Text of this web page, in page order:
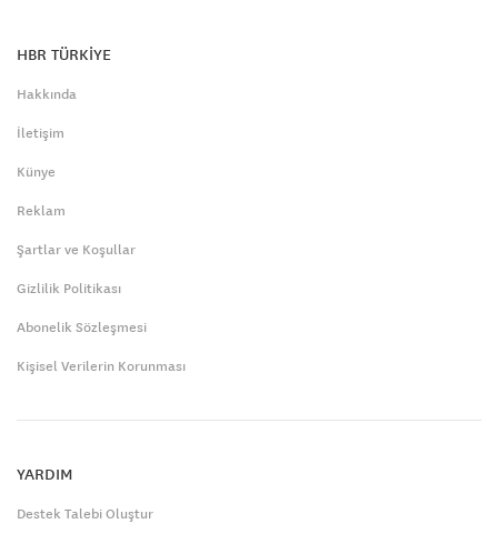
HBR TÜRKİYE
Hakkında
İletişim
Künye
Reklam
Şartlar ve Koşullar
Gizlilik Politikası
Abonelik Sözleşmesi
Kişisel Verilerin Korunması
YARDIM
Destek Talebi Oluştur